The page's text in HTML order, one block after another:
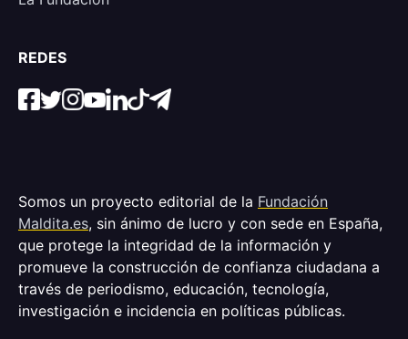
REDES
Somos un proyecto editorial de la Fundación
Maldita.es, sin ánimo de lucro y con sede en España,
que protege la integridad de la información y
promueve la construcción de confianza ciudadana a
través de periodismo, educación, tecnología,
investigación e incidencia en políticas públicas.